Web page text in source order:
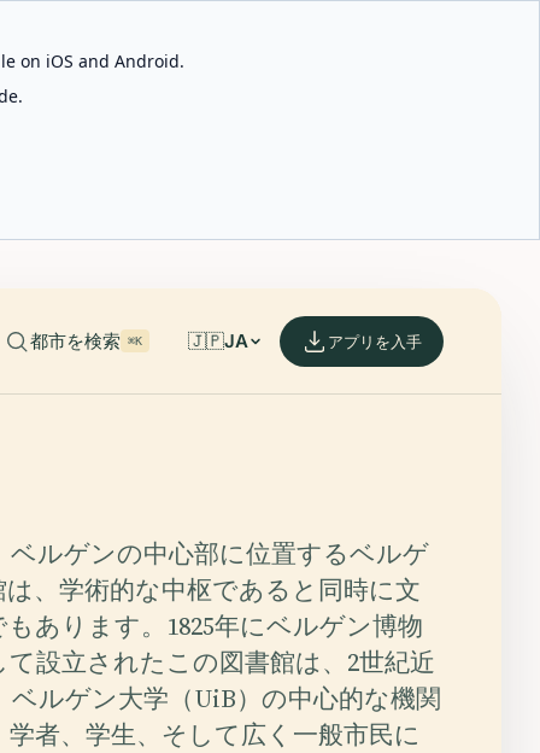
on iOS and Android.
都市を検索 ⌘K 🇯🇵JA アプリを入手
ベルゲンの中心部に位置するベルゲ
、学術的な中枢であると同時に文
あります。1825年にベルゲン博物
設立されたこの図書館は、2世紀近
ベルゲン大学（UiB）の中心的な機関
者、学生、そして広く一般市民に